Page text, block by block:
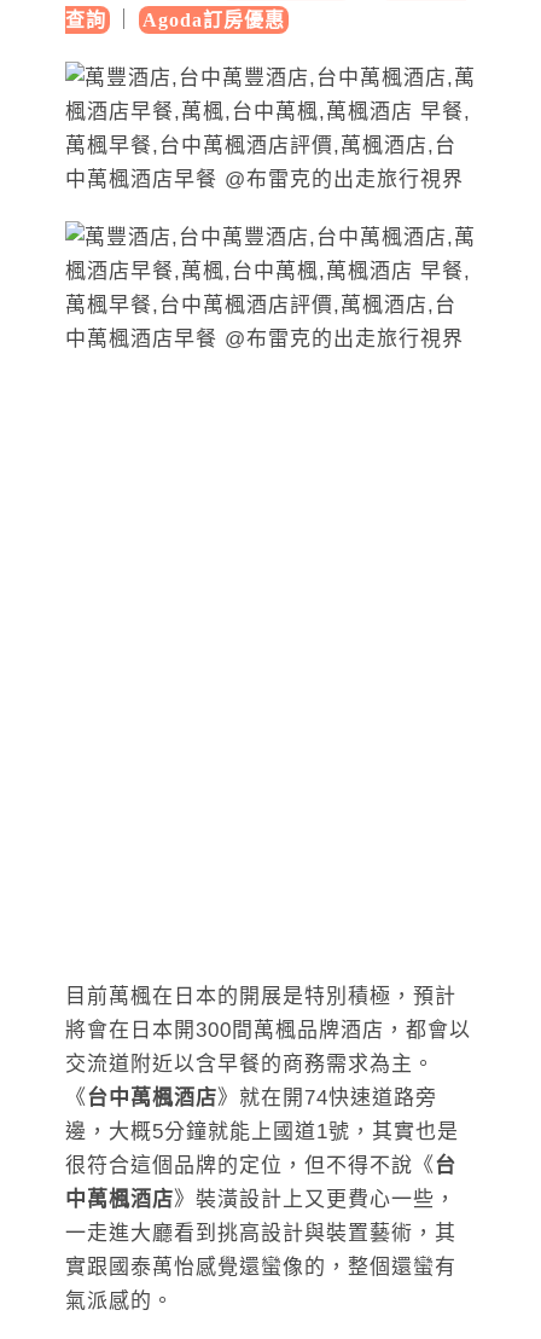
查詢
Agoda訂房優惠
目前萬楓在日本的開展是特別積極，預計
將會在日本開300間萬楓品牌酒店，都會以
交流道附近以含早餐的商務需求為主。
《台中萬楓酒店》就在開74快速道路旁
邊，大概5分鐘就能上國道1號，其實也是
很符合這個品牌的定位，但不得不說《台
中萬楓酒店》裝潢設計上又更費心一些，
一走進大廳看到挑高設計與裝置藝術，其
實跟國泰萬怡感覺還蠻像的，整個還蠻有
氣派感的。